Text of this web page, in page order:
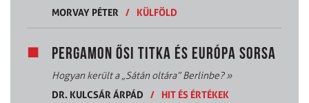
MORVAY PÉTER
/ KÜLFÖLD
PERGAMON ŐSI TITKA ÉS EURÓPA SORSA
Hogyan került a „Sátán oltára” Berlinbe?»
DR. KULCSÁR ÁRPÁD
/ HIT ÉS ÉRTÉKEK